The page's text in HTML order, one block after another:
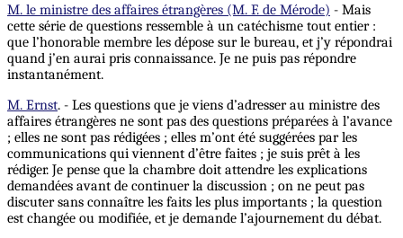
M. le ministre des affaires étrangères (M. F. de Mérode) - Mais
cette série de questions ressemble à un catéchisme tout entier :
que l’honorable membre les dépose sur le bureau, et j’y répondrai
quand j’en aurai pris connaissance. Je ne puis pas répondre
instantanément.
M. Ernst. - Les questions que je viens d’adresser au ministre des
affaires étrangères ne sont pas des questions préparées à l’avance
; elles ne sont pas rédigées ; elles m’ont été suggérées par les
communications qui viennent d’être faites ; je suis prêt à les
rédiger. Je pense que la chambre doit attendre les explications
demandées avant de continuer la discussion ; on ne peut pas
discuter sans connaître les faits les plus importants ; la question
est changée ou modifiée, et je demande l’ajournement du débat.